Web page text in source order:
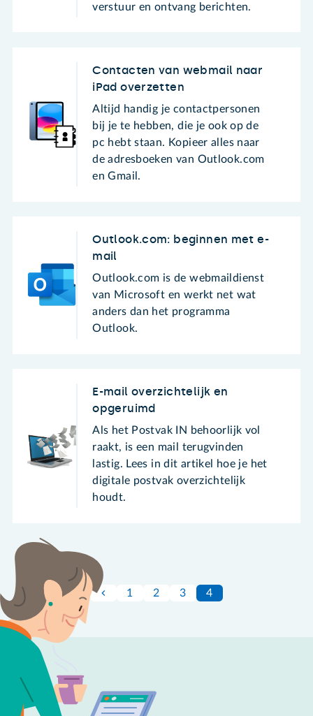
verstuur en ontvang berichten.
Contacten van webmail naar
iPad overzetten
Altijd handig je contactpersonen
bij je te hebben, die je ook op de
pc hebt staan. Kopieer alles naar
de adresboeken van Outlook.com
en Gmail.
Outlook.com: beginnen met e-
mail
Outlook.com is de webmaildienst
van Microsoft en werkt net wat
anders dan het programma
Outlook.
E-mail overzichtelijk en
opgeruimd
Als het Postvak IN behoorlijk vol
raakt, is een mail terugvinden
lastig. Lees in dit artikel hoe je het
digitale postvak overzichtelijk
houdt.
1 2 3 4